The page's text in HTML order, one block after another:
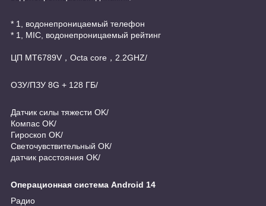
* 1, водонепроницаемый телефон
* 1, MIC, водонепроницаемый рейтинг
ЦП MT6789V，Octa core，2.2GHZ/
ОЗУ/ПЗУ 8G + 128 ГБ/
Датчик силы тяжести OK/
Компас OK/
Гироскоп OK/
Светочувствительный ОК/
датчик расстояния OK/
Операционная система Android 14
Радио